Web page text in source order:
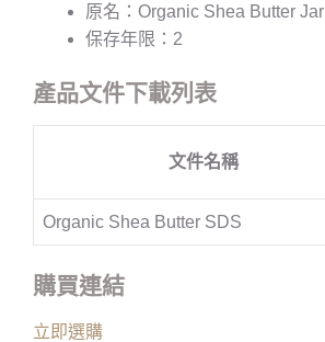
原名：Organic Shea Butter Jar
保存年限：2
產品文件下載列表
文件名稱
Organic Shea Butter SDS
購買連結
立即選購